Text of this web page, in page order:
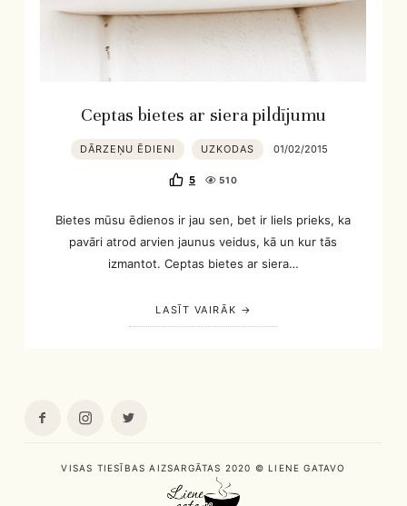
Ceptas bietes ar siera pildījumu
DĀRZEŅU ĒDIENI UZKODAS 01/02/2015
5 510
Bietes mūsu ēdienos ir jau sen, bet ir liels prieks, ka
pavāri atrod arvien jaunus veidus, kā un kur tās
izmantot. Ceptas bietes ar siera…
LASĪT VAIRĀK
VISAS TIESĪBAS AIZSARGĀTAS 2020 © LIENE GATAVO